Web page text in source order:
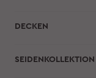
DECKEN
SEIDENKOLLEKTION